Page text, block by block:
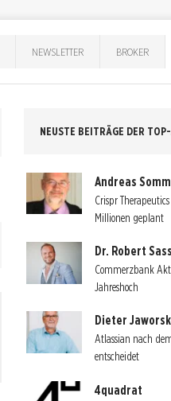
NEWSLETTER BROKER
NEUSTE BEITRÄGE DER
Andreas
Crispr
Millionen geplant
Dr. Robert
Commerzbank
Jahreshoch
Dieter
Atlassian nach
entscheidet
4quadrat